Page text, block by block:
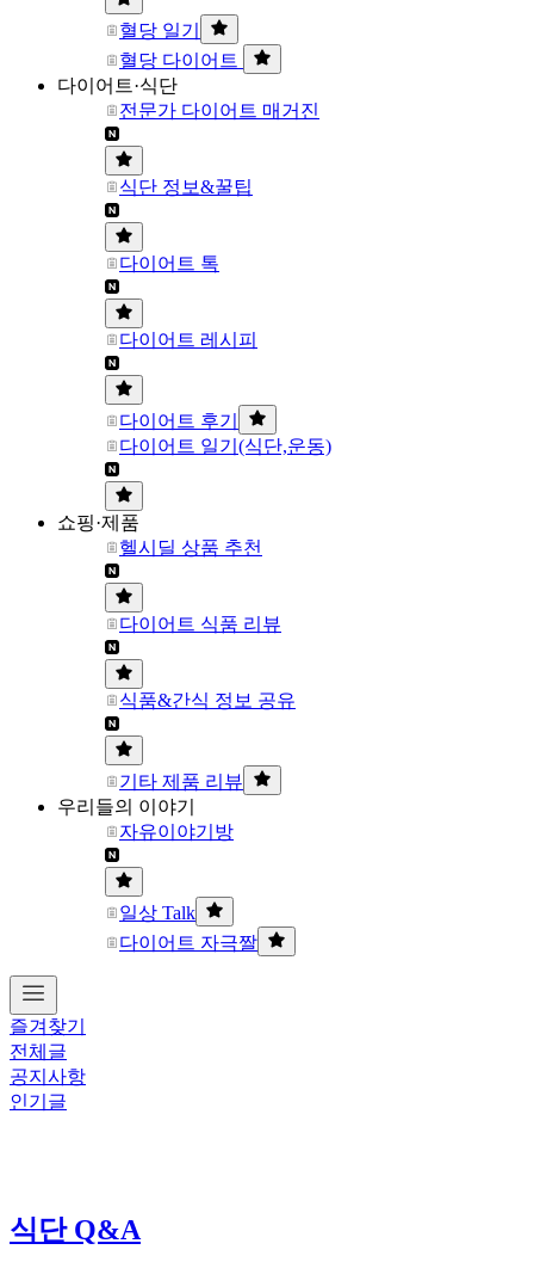
혈당 일기
혈당 다이어트
다이어트·식단
전문가 다이어트 매거진
식단 정보&꿀팁
다이어트 톡
다이어트 레시피
다이어트 후기
다이어트 일기(식단,운동)
쇼핑·제품
헬시딜 상품 추천
다이어트 식품 리뷰
식품&간식 정보 공유
기타 제품 리뷰
우리들의 이야기
자유이야기방
일상 Talk
다이어트 자극짤
즐겨찾기
전체글
공지사항
인기글
식단 Q&A